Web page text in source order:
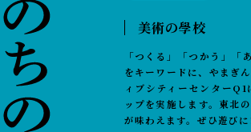
美術の學校
「つくる」「つかう」「
をキーワードに、やまぎ
ィブシティーセンター
ップを実施します。東北
が味わえます。ぜひ遊びに